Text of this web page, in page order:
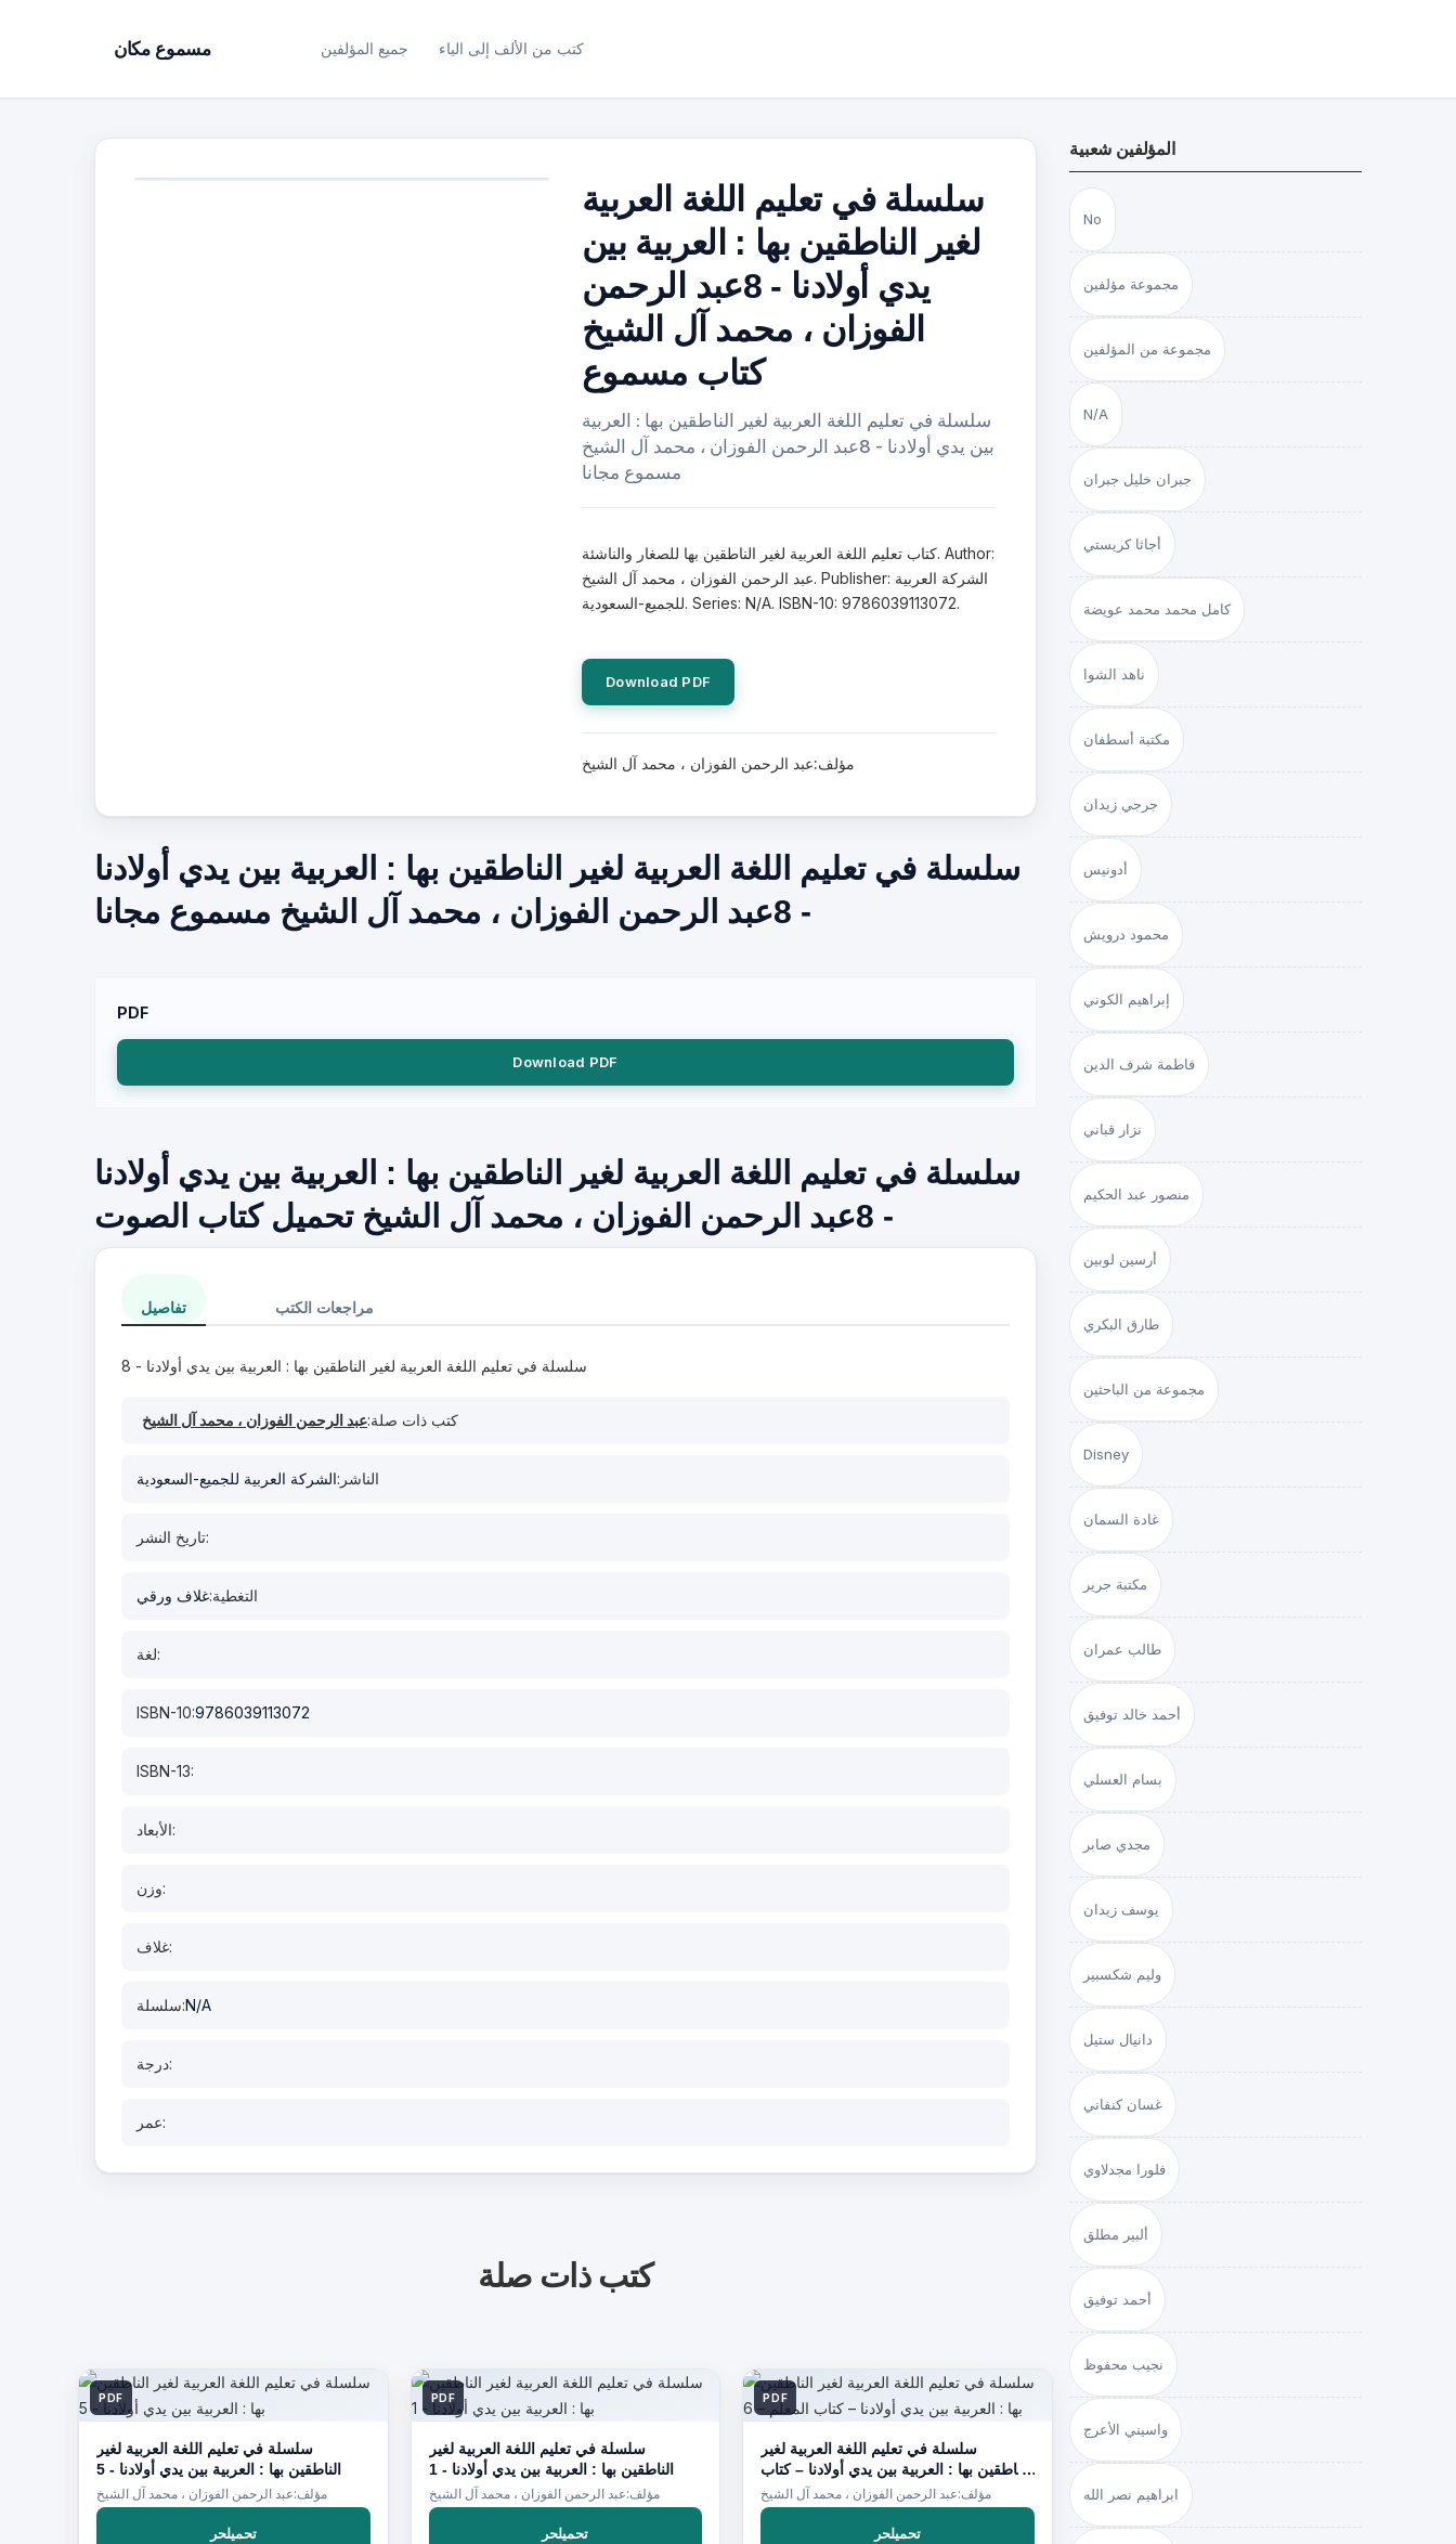
مسموع مكان جميع المؤلفين كتب من الألف إلى الياء
سلسلة في تعليم اللغة العربية
لغير الناطقين بها : العربية بين
يدي أولادنا - 8عبد الرحمن
الفوزان ، محمد آل الشيخ
كتاب مسموع
سلسلة في تعليم اللغة العربية لغير الناطقين بها : العربية
بين يدي أولادنا - 8عبد الرحمن الفوزان ، محمد آل الشيخ
مسموع مجانا
كتاب تعليم اللغة العربية لغير الناطقين بها للصغار والناشئة. Author:
عبد الرحمن الفوزان ، محمد آل الشيخ. Publisher: الشركة العربية
للجميع-السعودية. Series: N/A. ISBN-10: 9786039113072.
Download PDF
مؤلف:عبد الرحمن الفوزان ، محمد آل الشيخ
سلسلة في تعليم اللغة العربية لغير الناطقين بها : العربية بين يدي أولادنا
- 8عبد الرحمن الفوزان ، محمد آل الشيخ مسموع مجانا
PDF
Download PDF
سلسلة في تعليم اللغة العربية لغير الناطقين بها : العربية بين يدي أولادنا
- 8عبد الرحمن الفوزان ، محمد آل الشيخ تحميل كتاب الصوت
تفاصيل مراجعات الكتب
سلسلة في تعليم اللغة العربية لغير الناطقين بها : العربية بين يدي أولادنا - 8
كتب ذات صلة:عبد الرحمن الفوزان ، محمد آل الشيخ
الناشر:الشركة العربية للجميع-السعودية
تاريخ النشر:
التغطية:غلاف ورقي
لغة:
ISBN-10:9786039113072
ISBN-13:
الأبعاد:
وزن:
غلاف:
سلسلة:N/A
درجة:
عمر:
كتب ذات صلة
PDF
سلسلة في تعليم اللغة العربية لغير
الناطقين بها : العربية بين يدي أولادنا - 5
مؤلف:عبد الرحمن الفوزان ، محمد آل الشيخ
تحميلحر
PDF
سلسلة في تعليم اللغة العربية لغير
الناطقين بها : العربية بين يدي أولادنا - 1
مؤلف:عبد الرحمن الفوزان ، محمد آل الشيخ
تحميلحر
PDF
سلسلة في تعليم اللغة العربية لغير
الناطقين بها : العربية بين يدي أولادنا – كتاب
المعلم – 6
مؤلف:عبد الرحمن الفوزان ، محمد آل الشيخ
تحميلحر
المؤلفين شعبية
No
مجموعة مؤلفين
مجموعة من المؤلفين
N/A
جبران خليل جبران
أجاثا كريستي
كامل محمد محمد عويضة
ناهد الشوا
مكتبة أسطفان
جرجي زيدان
أدونيس
محمود درويش
إبراهيم الكوني
فاطمة شرف الدين
نزار قباني
منصور عبد الحكيم
أرسين لوبين
طارق البكري
مجموعة من الباحثين
Disney
غادة السمان
مكتبة جرير
طالب عمران
أحمد خالد توفيق
بسام العسلي
مجدي صابر
يوسف زيدان
وليم شكسبير
دانيال ستيل
غسان كنفاني
فلورا مجدلاوي
ألبير مطلق
أحمد توفيق
نجيب محفوظ
واسيني الأعرج
ابراهيم نصر الله